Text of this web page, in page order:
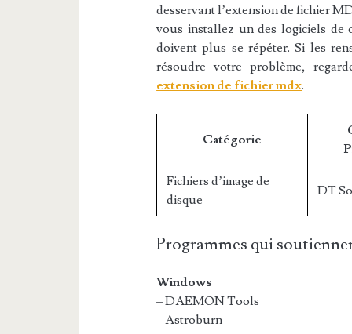
desservant l’extension de fichier
vous installez un des logiciels de
doivent plus se répéter. Si les
résoudre votre problème,
extension de fichier mdx.
Catégorie
Fichiers d’image de
disque
DT
Programmes qui
Windows
– DAEMON Tools
– Astroburn